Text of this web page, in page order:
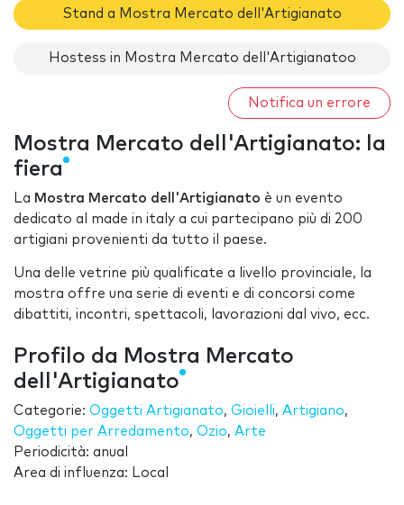
Stand a Mostra Mercato dell'Artigianato
Hostess in Mostra Mercato dell'Artigianatoo
Notifica un errore
Mostra Mercato dell'Artigianato: la
fiera
La Mostra Mercato dell'Artigianato è un evento
dedicato al made in italy a cui partecipano più di 200
artigiani provenienti da tutto il paese.
Una delle vetrine più qualificate a livello provinciale, la
mostra offre una serie di eventi e di concorsi come
dibattiti, incontri, spettacoli, lavorazioni dal vivo, ecc.
Profilo da Mostra Mercato
dell'Artigianato
Categorie: Oggetti Artigianato, Gioielli, Artigiano,
Oggetti per Arredamento, Ozio, Arte
Periodicità: anual
Area di influenza: Local